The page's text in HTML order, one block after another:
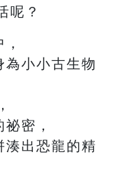
呢？
為小小古生物
，
密，
湊出恐龍的精